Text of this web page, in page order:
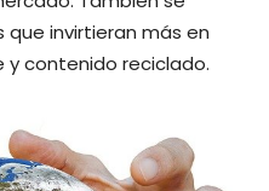
que invirtieran más en
contenido reciclado.